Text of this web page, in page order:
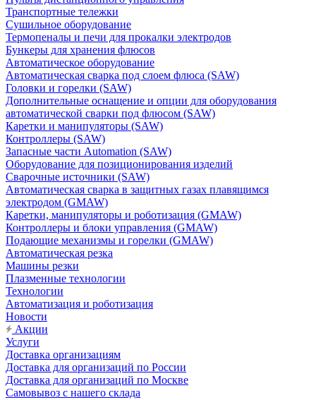
Транспортные тележки
Сушильное оборудование
Термопеналы и печи для прокалки электродов
Бункеры для хранения флюсов
Автоматическое оборудование
Автоматическая сварка под слоем флюса (SAW)
Головки и горелки (SAW)
Дополнительные оснащение и опции для оборудования
автоматической сварки под флюсом (SAW)
Каретки и манипуляторы (SAW)
Контроллеры (SAW)
Запасные части Automation (SAW)
Оборудование для позиционирования изделий
Сварочные источники (SAW)
Автоматическая сварка в защитных газах плавящимся
электродом (GMAW)
Каретки, манипуляторы и роботизация (GMAW)
Контроллеры и блоки управления (GMAW)
Подающие механизмы и горелки (GMAW)
Автоматическая резка
Машины резки
Плазменные технологии
Технологии
Автоматизация и роботизация
Новости
Акции
Услуги
Доставка организациям
Доставка для организаций по России
Доставка для организаций по Москве
Самовывоз с нашего склада